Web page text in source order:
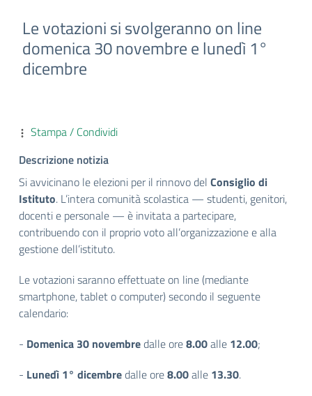
Le votazioni si svolgeranno on line
domenica 30 novembre e lunedì 1°
dicembre
Stampa / Condividi
Descrizione notizia
Si avvicinano le elezioni per il rinnovo del Consiglio di
Istituto. L’intera comunità scolastica — studenti, genitori,
docenti e personale — è invitata a partecipare,
contribuendo con il proprio voto all’organizzazione e alla
gestione dell’istituto.
Le votazioni saranno effettuate on line (mediante
smartphone, tablet o computer) secondo il seguente
calendario:
- Domenica 30 novembredalle ore8.00alle 12.00;
- Lunedì 1° dicembredalle ore8.00alle 13.30.